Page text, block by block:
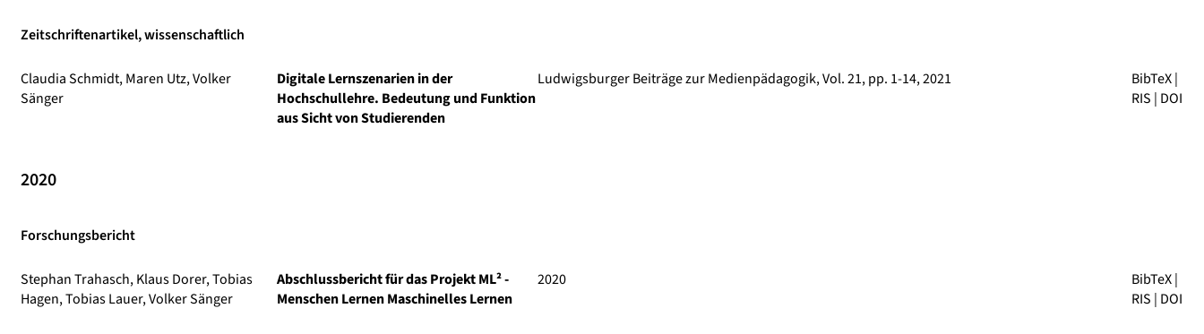
Zeitschriftenartikel, wissenschaftlich
Claudia Schmidt, Maren Utz, Volker
Sänger
Digitale Lernszenarien in der
Hochschullehre. Bedeutung und Funktion
aus Sicht von Studierenden
Ludwigsburger Beiträge zur Medienpädagogik, Vol. 21, pp. 1-14, 2021 BibTeX|
RIS | DOI
2020
Forschungsbericht
Stephan Trahasch, Klaus Dorer, Tobias
Hagen, Tobias Lauer, Volker Sänger
Abschlussbericht für das Projekt ML² -
Menschen Lernen Maschinelles Lernen
2020 BibTeX|
RIS | DOI